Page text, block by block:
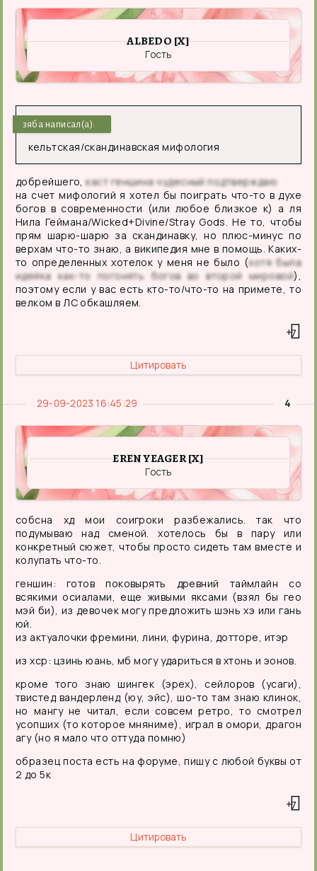
ALBEDO [X]
Гость
зяба написал(а):
кельтская/скандинавская мифология
добрейшего,каст геншина чудесный подтверждаю
на счет мифологий я хотел бы поиграть что-то в духе
богов в современности (или любое близкое к) а ля
Нила Геймана/Wicked+Divine/Stray Gods. Не то, чтобы
прям шарю-шарю за скандинавку, но плюс-минус по
верхам что-то знаю, а википедия мне в помощь. Каких-
то определенных хотелок у меня не было (хотя была
идейка как-то погонять богов во второй мировой),
поэтому если у вас есть кто-то/что-то на примете, то
велком в ЛС обкашляем.
+7
Цитировать
4
29-09-2023 16:45:29
EREN YEAGER [X]
Гость
собсна хд мои соигроки разбежались. так что
подумываю над сменой. хотелось бы в пару или
конкретный сюжет, чтобы просто сидеть там вместе и
колупать что-то.
геншин: готов поковырять древний таймлайн со
всякими осиалами, еще живыми яксами (взял бы гео
мэй би), из девочек могу предложить шэнь хэ или гань
юй.
из актуалочки фремини, лини, фурина, дотторе, итэр
из хср: цзинь юань, мб могу удариться в хтонь и эонов.
кроме того знаю шингек (эрех), сейлоров (усаги),
твистед вандерленд (юу, эйс), шо-то там знаю клинок,
но мангу не читал, если совсем ретро, то смотрел
усопших (то которое мняниме), играл в омори, драгон
агу (но я мало что оттуда помню)
образец поста есть на форуме, пишу с любой буквы от
2 до 5к
+7
Цитировать